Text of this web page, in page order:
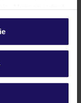
w zakładkę
znajdziesz